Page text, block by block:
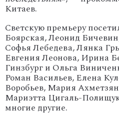
Китаев.
Светскую премьеру
Боярская, Леонид
Софья Лебедева, Лянка
Евгения Леонова, Ирина
Гинзбург и Ольга
Роман Васильев, Елена
Воробьев, Мария
Мариэтта Цигаль-
многие другие.